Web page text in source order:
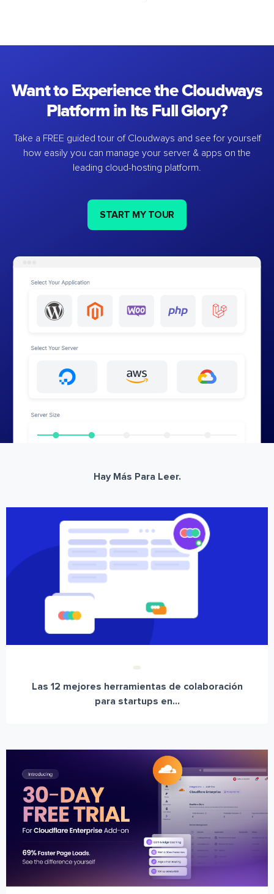
Want to Experience the Cloudways
Platform in Its Full Glory?
Take a FREE guided tour of Cloudways and see for yourself
how easily you can manage your server & apps on the
leading cloud-hosting platform.
START MY TOUR
Hay Más Para Leer.
Las 12 mejores herramientas de colaboración
para startups en...